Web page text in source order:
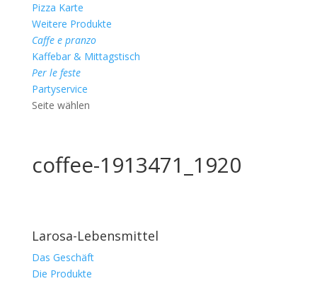
Pizza Karte
Weitere Produkte
Caffe e pranzo
Kaffebar & Mittagstisch
Per le feste
Partyservice
Seite wählen
coffee-1913471_1920
Larosa-Lebensmittel
Das Geschäft
Die Produkte